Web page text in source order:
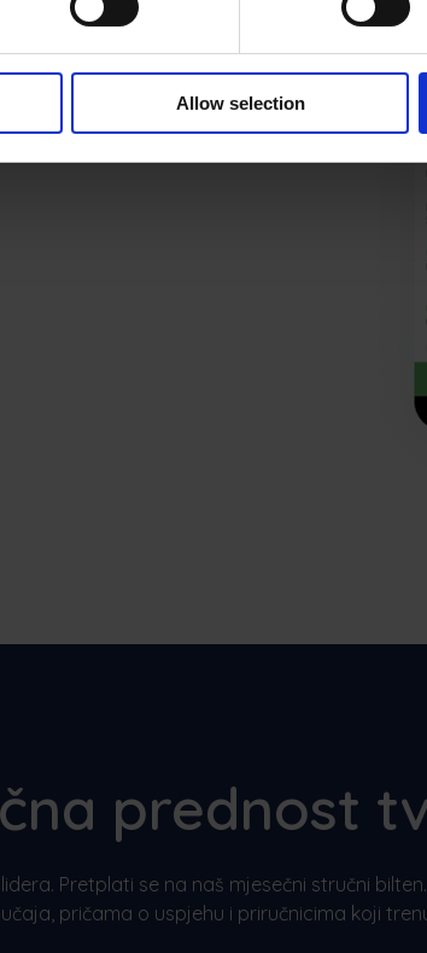
Allow selection
Sve
od toga da zvuči
prednost
lidera. Pretplati se na naš mjesečni stručni
pričama o uspjehu i priručnicima koji